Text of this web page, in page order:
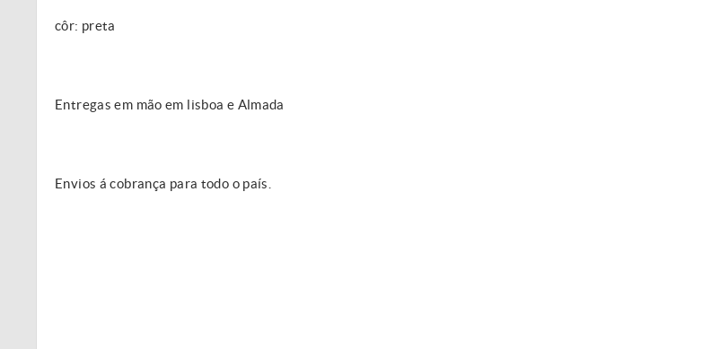
côr: preta
Entregas em mão em lisboa e Almada
Envios á cobrança para todo o país.